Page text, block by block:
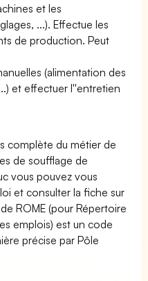
et les
...). Effectue les
de production. Peut
(alimentation des
et effectuer l''entretien
complète du métier de
de soufflage de
vous pouvez vous
et consulter la fiche sur
ROME (pour Répertoire
emplois) est un code
précise par Pôle